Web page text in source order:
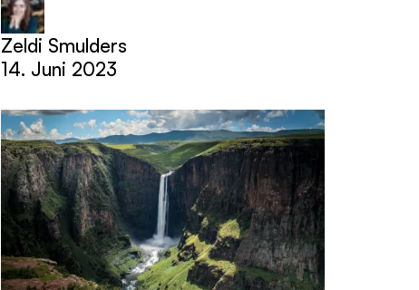
Zeldi Smulders
14. Juni 2023